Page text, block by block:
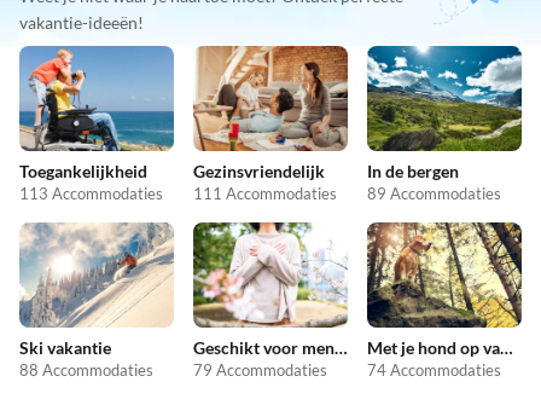
vakantie-ideeën!
Toegankelijkheid
113 Accommodaties
Gezinsvriendelijk
111 Accommodaties
In de bergen
89 Accommodaties
Ski vakantie
88 Accommodaties
Geschikt voor mensen met allergieën
79 Accommodaties
Met je hond op vakantie
74 Accommodaties